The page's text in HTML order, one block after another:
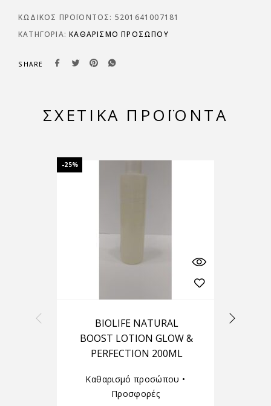
ΚΩΔΙΚΌΣ ΠΡΟΪΌΝΤΟΣ: 5201641007181
ΚΑΤΗΓΟΡΊΑ:ΚΑΘΑΡΙΣΜΌ ΠΡΟΣΏΠΟΥ
SHARE
ΣΧΕΤΙΚΆ ΠΡΟΪΌΝΤΑ
-25%
BIOLIFE NATURAL
BOOST LOTION GLOW &
PERFECTION 200ML
Καθαρισμό προσώπου •
Προσφορές